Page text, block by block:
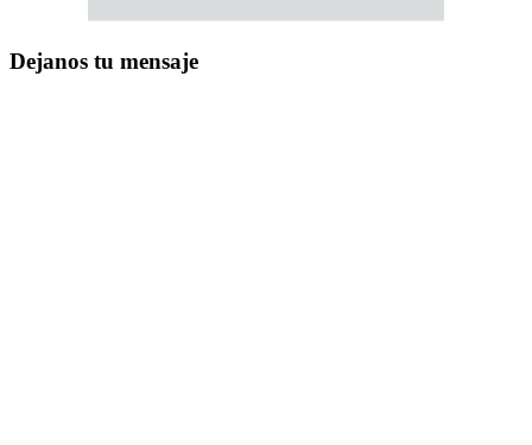
Dejanos tu mensaje